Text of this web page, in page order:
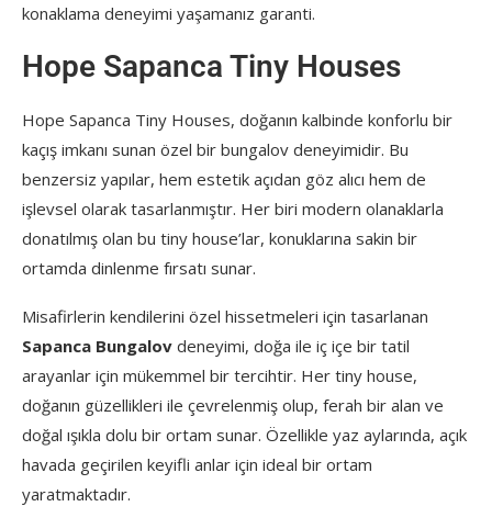
konaklama deneyimi yaşamanız garanti.
Hope Sapanca Tiny Houses
Hope Sapanca Tiny Houses, doğanın kalbinde konforlu bir
kaçış imkanı sunan özel bir bungalov deneyimidir. Bu
benzersiz yapılar, hem estetik açıdan göz alıcı hem de
işlevsel olarak tasarlanmıştır. Her biri modern olanaklarla
donatılmış olan bu tiny house’lar, konuklarına sakin bir
ortamda dinlenme fırsatı sunar.
Misafirlerin kendilerini özel hissetmeleri için tasarlanan
Sapanca Bungalov deneyimi, doğa ile iç içe bir tatil
arayanlar için mükemmel bir tercihtir. Her tiny house,
doğanın güzellikleri ile çevrelenmiş olup, ferah bir alan ve
doğal ışıkla dolu bir ortam sunar. Özellikle yaz aylarında, açık
havada geçirilen keyifli anlar için ideal bir ortam
yaratmaktadır.